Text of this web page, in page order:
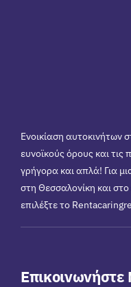
Ενοικίαση αυτοκινήτων
ευνοϊκούς όρους και τις
γρήγορα και απλά! Για
στη Θεσσαλονίκη και
επιλέξτε το